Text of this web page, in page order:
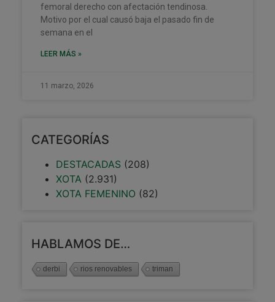
femoral derecho con afectación tendinosa.
Motivo por el cual causó baja el pasado fin de
semana en el
LEER MÁS »
11 marzo, 2026
CATEGORÍAS
DESTACADAS (208)
XOTA(2.931)
XOTA FEMENINO (82)
HABLAMOS DE…
derbi rios renovables triman